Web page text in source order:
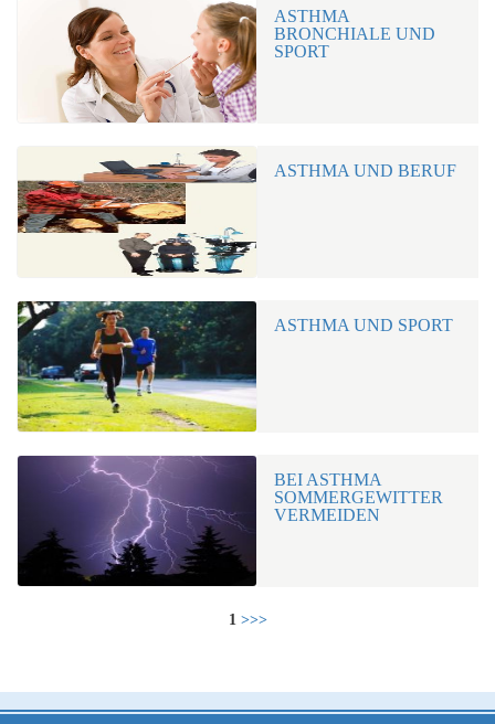
ASTHMA
BRONCHIALE UND
SPORT
ASTHMA UND BERUF
ASTHMA UND SPORT
BEI ASTHMA
SOMMERGEWITTER
VERMEIDEN
1 >>>